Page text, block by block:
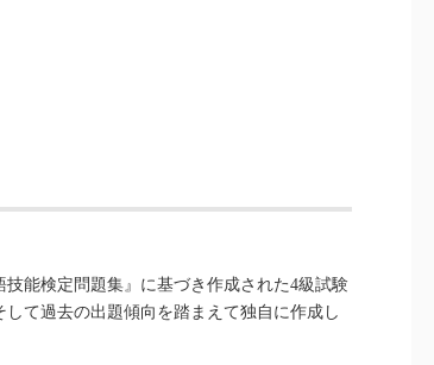
能検定問題集』に基づき作成された4級試験
て過去の出題傾向を踏まえて独自に作成し